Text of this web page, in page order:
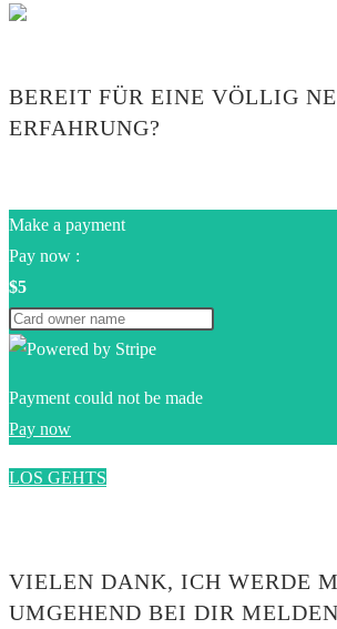
BEREIT FÜR EINE VÖLLIG
ERFAHRUNG?
Make a payment
Pay now :
$5
Payment could not be made
Pay now
LOS GEHTS
VIELEN DANK, ICH WERDE
UMGEHEND BEI DIR